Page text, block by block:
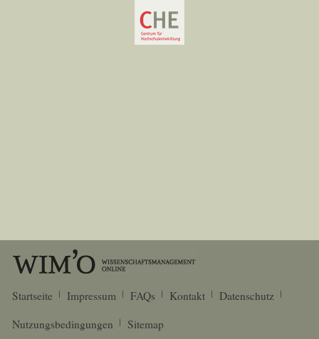
Startseite Impressum FAQs Kontakt
Datenschutz
Nutzungsbedingungen
Sitemap